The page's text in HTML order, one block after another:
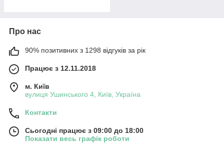
Про нас
90% позитивних з 1298 відгуків за рік
Працює з 12.11.2018
м. Київ
вулиця Ушинського 4, Київ, Україна
Контакти
Сьогодні працює з 09:00 до 18:00
Показати весь графік роботи